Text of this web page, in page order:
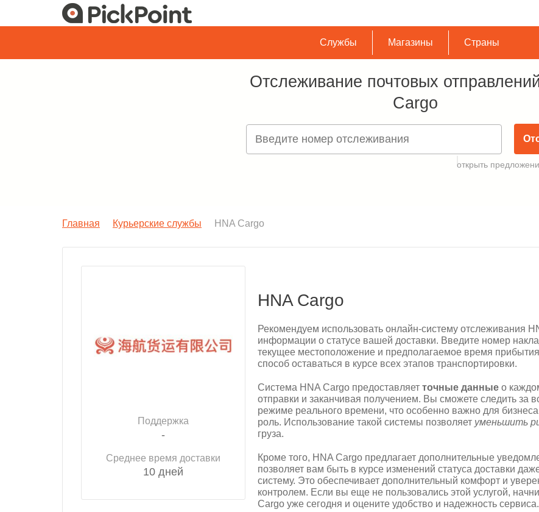
Службы Магазины Страны
Отслеживание почтовых
Cargo
открыть
Главная Курьерские службы HNA Cargo
Поддержка
-
Среднее время доставки
10 дней
HNA Cargo
Рекомендуем использовать онлайн-систему отслеживания
информации о статусе вашей доставки. Введите номер
текущее местоположение и предполагаемое время
способ оставаться в курсе всех этапов транспортировки.
Система HNA Cargo предоставляет точные данныео
отправки и заканчивая получением. Вы сможете следить за
режиме реального времени, что особенно важно для
роль. Использование такой системы позволяет уменьшить
груза.
Кроме того, HNA Cargo предлагает дополнительные
позволяет вам быть в курсе изменений статуса доставки
систему. Это обеспечивает дополнительный комфорт и
контролем. Если вы еще не пользовались этой услугой,
Cargo уже сегодня и оцените удобство и надежность сервиса.